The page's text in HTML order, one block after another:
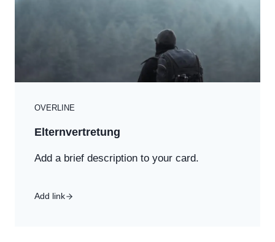
OVERLINE
Elternvertretung
Add a brief description to your card.
Add link